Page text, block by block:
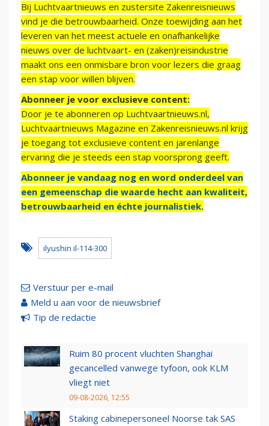
Bij Luchtvaartnieuws en zustersite Zakenreisnieuws
vind je die betrouwbaarheid. Onze toewijding aan het
leveren van het meest actuele en onafhankelijke
nieuws over de luchtvaart- en (zaken)reisindustrie
maakt ons een onmisbare bron voor lezers die graag
een stap voor willen blijven.
Abonneer je voor exclusieve content:
Door je te abonneren op Luchtvaartnieuws.nl,
Luchtvaartnieuws Magazine en Zakenreisnieuws.nl krijg
je toegang tot exclusieve content en jarenlange
ervaring die je steeds een stap voorsprong geeft.
Abonneer je vandaag nog en word onderdeel van
een gemeenschap die waarde hecht aan kwaliteit,
betrouwbaarheid en échte journalistiek.
ilyushin il-114-300
Verstuur per e-mail
Meld u aan voor de nieuwsbrief
Tip de redactie
Ruim 80 procent vluchten Shanghai
gecancelled vanwege tyfoon, ook KLM
vliegt niet
09-08-2026, 12:55
Staking cabinepersoneel Noorse tak SAS